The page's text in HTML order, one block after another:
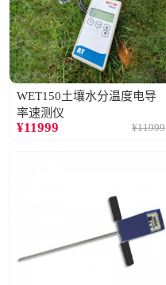
WET150土壤水分温度电导
率速测仪
¥11999 ¥11999